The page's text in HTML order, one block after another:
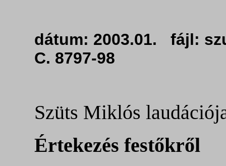
dátum: 2003.01.
C. 8797-98
Szüts Miklós
Értekezés festőkről